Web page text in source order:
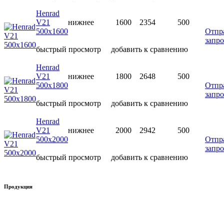
Henrad
V21
500х1600
нижнее 1600 2354
500
быстрый просмотр
добавить к сравнению
Henrad
V21
500х1800
нижнее 1800 2648
500
быстрый просмотр
добавить к сравнению
Henrad
V21
500х2000
нижнее 2000 2942
500
быстрый просмотр
добавить к сравнению
Продукция